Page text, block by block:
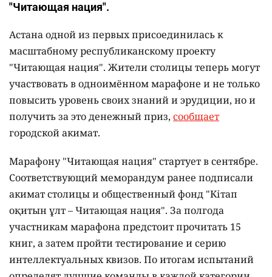
"Читающая нация".
Астана одной из первых присоединилась к
масштабному республиканскому проекту
"Читающая нация". Жители столицы теперь могут
участвовать в одноимённом марафоне и не только
повысить уровень своих знаний и эрудиции, но и
получить за это денежный приз, сообщает
городской акимат.
Марафону "Читающая нация" стартует в сентябре.
Соответствующий меморандум ранее подписали
акимат столицы и общественный фонд "Кітап
оқитын ұлт – Читающая нация". За полгода
участникам марафона предстоит прочитать 15
книг, а затем пройти тестирование и серию
интеллектуальных квизов. По итогам испытаний